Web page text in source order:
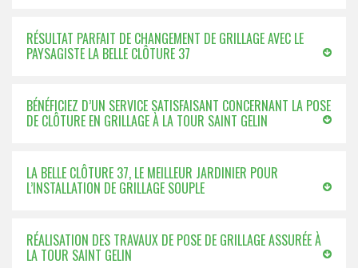
RÉSULTAT PARFAIT DE CHANGEMENT DE GRILLAGE AVEC LE
PAYSAGISTE LA BELLE CLÔTURE 37
BÉNÉFICIEZ D’UN SERVICE SATISFAISANT CONCERNANT LA POSE
DE CLÔTURE EN GRILLAGE À LA TOUR SAINT GELIN
LA BELLE CLÔTURE 37, LE MEILLEUR JARDINIER POUR
L’INSTALLATION DE GRILLAGE SOUPLE
RÉALISATION DES TRAVAUX DE POSE DE GRILLAGE ASSURÉE À
LA TOUR SAINT GELIN